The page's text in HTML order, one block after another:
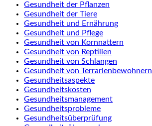
Gesundheit der Pflanzen
Gesundheit der Tiere
Gesundheit und Ernährung
Gesundheit und Pflege
Gesundheit von Kornnattern
Gesundheit von Reptilien
Gesundheit von Schlangen
Gesundheit von Terrarienbewohnern
Gesundheitsaspekte
Gesundheitskosten
Gesundheitsmanagement
Gesundheitsprobleme
Gesundheitsüberprüfung